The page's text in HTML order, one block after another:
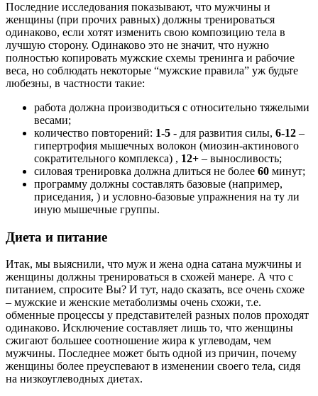
Последние исследования показывают, что мужчины и
женщины (при прочих равных) должны тренироваться
одинаково, если хотят изменить свою композицию тела в
лучшую сторону. Одинаково это не значит, что нужно
полностью копировать мужские схемы тренинга и рабочие
веса, но соблюдать некоторые “мужские правила” уж будьте
любезны, в частности такие:
работа должна производиться с относительно тяжелыми
весами;
количество повторений: 1-5 - для развития силы, 6-12 –
гипертрофия мышечных волокон (миозин-актинового
сократительного комплекса) , 12+ – выносливость;
силовая тренировка должна длиться не более 60 минут;
программу должны составлять базовые (например,
приседания, ) и условно-базовые упражнения на ту ли
иную мышечные группы.
Диета и питание
Итак, мы выяснили, что муж и жена одна сатана мужчины и
женщины должны тренироваться в схожей манере. А что с
питанием, спросите Вы? И тут, надо сказать, все очень схоже
– мужские и женские метаболизмы очень схожи, т.е.
обменные процессы у представителей разных полов проходят
одинаково. Исключение составляет лишь то, что женщины
сжигают большее соотношение жира к углеводам, чем
мужчины. Последнее может быть одной из причин, почему
женщины более преуспевают в изменении своего тела, сидя
на низкоуглеводных диетах.